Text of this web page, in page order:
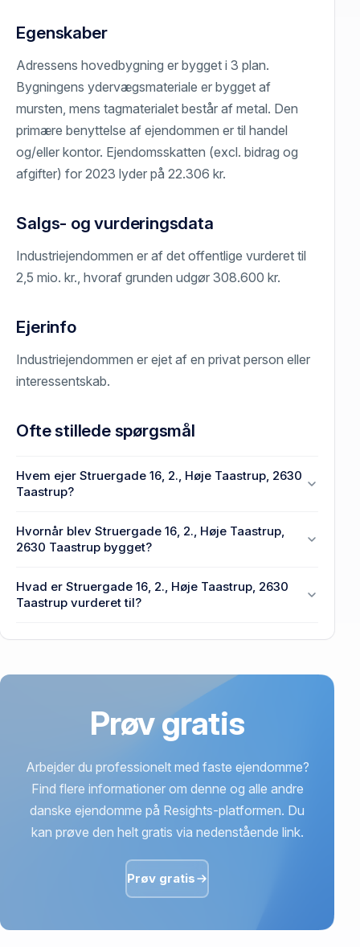
Egenskaber
Adressens hovedbygning er bygget i 3 plan.
Bygningens ydervægsmateriale er bygget af
mursten, mens tagmaterialet består af metal. Den
primære benyttelse af ejendommen er til handel
og/eller kontor. Ejendomsskatten (excl. bidrag og
afgifter) for 2023 lyder på 22.306 kr.
Salgs- og vurderingsdata
Industriejendommen er af det offentlige vurderet til
2,5 mio. kr., hvoraf grunden udgør 308.600 kr.
Ejerinfo
Industriejendommen er ejet af en privat person eller
interessentskab.
Ofte stillede spørgsmål
Hvem ejer Struergade 16, 2., Høje Taastrup, 2630
Taastrup?
Taastrup, 2630 Taastrup.
Hvornår blev Struergade 16, 2., Høje Taastrup,
2630 Taastrup bygget?
Struergade 16, 2., Høje Taastrup, 2630 Taastrup.
Hvad er Struergade 16, 2., Høje Taastrup, 2630
Taastrup vurderet til?
Prøv gratis
Arbejder du professionelt med faste ejendomme?
Find flere informationer om denne og alle andre
danske ejendomme på Resights-platformen. Du
kan prøve den helt gratis via nedenstående link.
Prøv gratis